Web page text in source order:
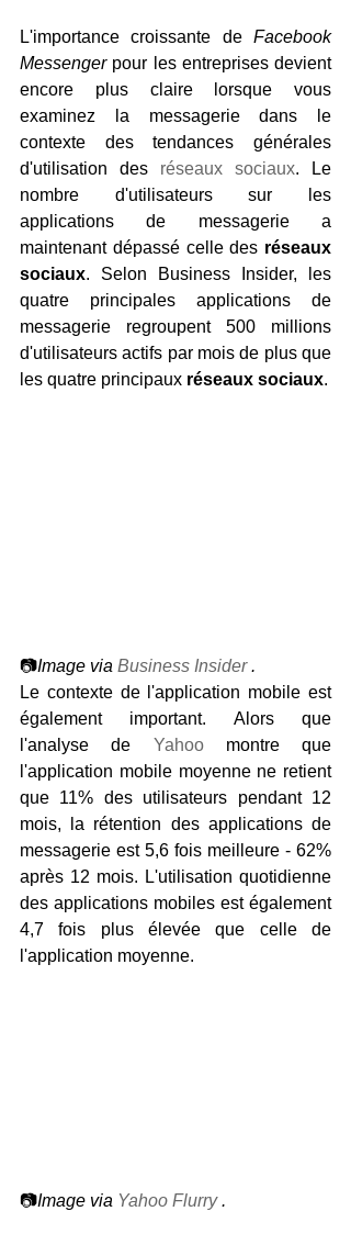
L'importance croissante de Facebook
Messenger pour les entreprises devient
encore plus claire lorsque vous
examinez la messagerie dans le
contexte des tendances générales
d'utilisation des réseaux sociaux. Le
nombre d'utilisateurs sur les
applications de messagerie a
maintenant dépassé celle des réseaux
sociaux. Selon Business Insider, les
quatre principales applications de
messagerie regroupent 500 millions
d'utilisateurs actifs par mois de plus que
les quatre principaux réseaux sociaux.
📷Image via Business Insider .
Le contexte de l'application mobile est
également important. Alors que
l'analyse de Yahoo montre que
l'application mobile moyenne ne retient
que 11% des utilisateurs pendant 12
mois, la rétention des applications de
messagerie est 5,6 fois meilleure - 62%
après 12 mois. L'utilisation quotidienne
des applications mobiles est également
4,7 fois plus élevée que celle de
l'application moyenne.
📷Image via Yahoo Flurry .